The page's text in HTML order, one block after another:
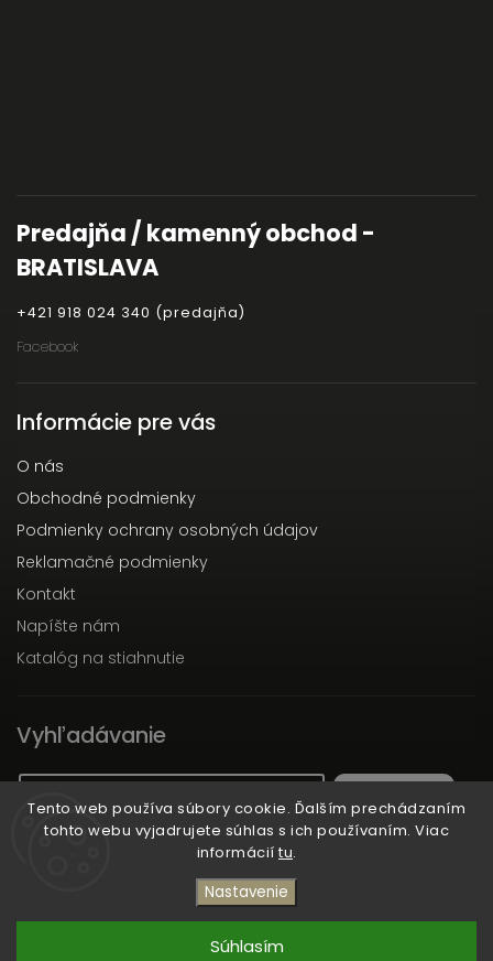
Tento web používa súbory cookie. Ďalším prechádzaním
tohto webu vyjadrujete súhlas s ich používaním. Viac
informácií tu.
Nastavenie
Súhlasím
Predajňa / kamenný obchod -
BRATISLAVA
+421 918 024 340 (predajňa)
Facebook
Informácie pre vás
O nás
Obchodné podmienky
Podmienky ochrany osobných údajov
Reklamačné podmienky
Kontakt
Napíšte nám
Katalóg na stiahnutie
Vyhľadávanie
Dott.Solari. Všetky práva vyhradené.
Shoptet